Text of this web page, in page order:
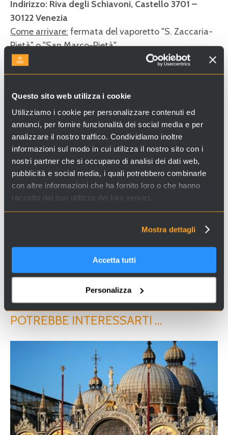
Questo sito web utilizza i cookie
Utilizziamo i cookie per personalizzare contenuti ed
annunci, per fornire funzionalità dei social media e per
analizzare il nostro traffico. Condividiamo inoltre
informazioni sul modo in cui utilizza il nostro sito con i
nostri partner che si occupano di analisi dei dati web,
pubblicità e social media, i quali potrebbero combinarle
con altre informazioni che ha fornito loro o che hanno
raccolto dal suo utilizzo dei loro servizi.
Mostra dettagli
Accetta tutti
Personalizza
Indirizzo: Riva degli Schiavoni, Castello 3701 –
30122 Venezia
Come arrivare: fermata del vaporetto "S. Zaccaria-
Pietà" o "San Marco-Pietà"
Cerchi esperienze e servizi a Venezia e in Italia? Visita il
sito
Venice Incoming e scopri le nostre proposte!
Nota sui diritti d’autore: Queste immagini sono state acquisite tramite fonti online.
CONDIVIDI SU FACEBOOK
POTREBBE INTERESSARTI …